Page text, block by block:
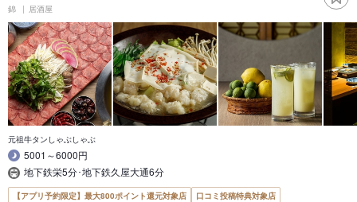
錦 居酒屋
元祖牛タンしゃぶしゃぶ
5001～6000円
地下鉄栄5分･地下鉄久屋大通6分
【アプリ予約限定】最大800ポイント還元対象店
口コミ投稿特典対象店